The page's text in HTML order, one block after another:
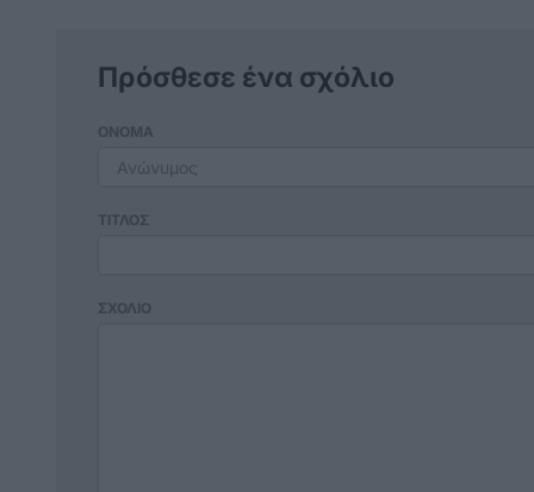
Πρόσθεσε ένα σχόλιο
ΟΝΟΜΑ
ΤΙΤΛΟΣ
ΣΧΟΛΙΟ